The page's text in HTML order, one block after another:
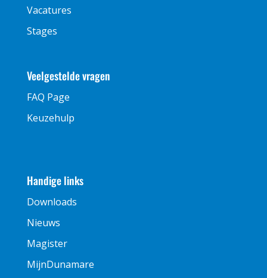
Vacatures
Stages
Veelgestelde vragen
FAQ Page
Keuzehulp
Handige links
Downloads
Nieuws
Magister
MijnDunamare